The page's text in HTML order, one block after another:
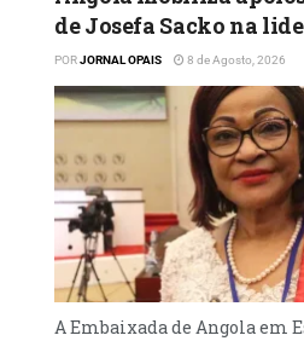
de Josefa Sacko na
PORJORNAL OPAIS 8 de Agosto, 2026
A Embaixada de Angola em